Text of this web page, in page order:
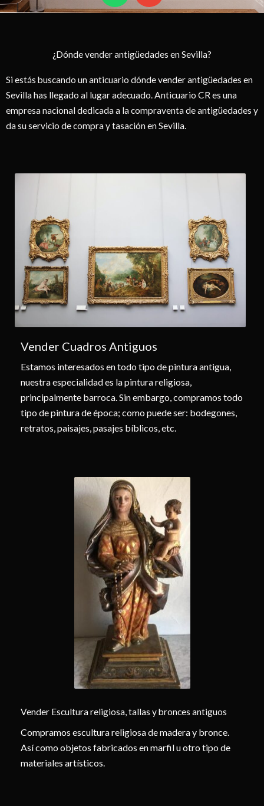
a
a
p
p
v
o
p
e
¿Dónde vender antigüedades en Sevilla?
Si estás buscando un anticuario dónde vender antigüedades en
Sevilla has llegado al lugar adecuado. Anticuario CR es una
empresa nacional dedicada a la compraventa de antigüedades y
da su servicio de compra y tasación en Sevilla.
Vender Cuadros Antiguos
Estamos interesados en todo tipo de pintura antigua,
nuestra especialidad es la pintura religiosa,
principalmente barroca. Sin embargo, compramos todo
tipo de pintura de época; como puede ser: bodegones,
retratos, paisajes, pasajes bíblicos, etc.
Vender Escultura religiosa, tallas y bronces antiguos
Compramos escultura religiosa de madera y bronce.
Así como objetos fabricados en marfil u otro tipo de
materiales artísticos.